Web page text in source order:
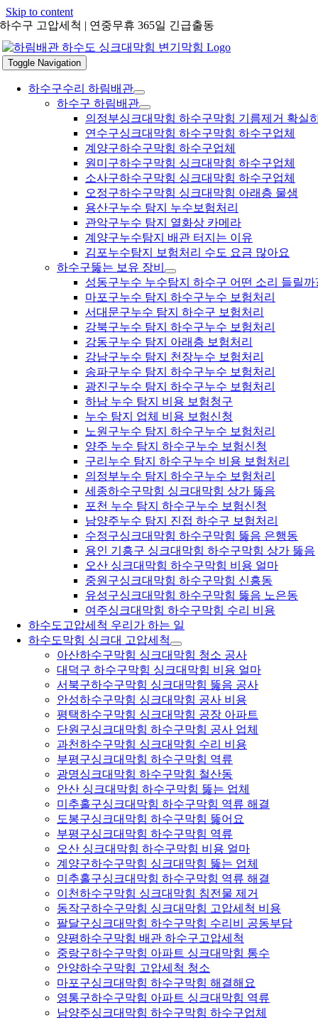
Skip to content
하수구 고압세척 | 연중무휴 365일 긴급출동
Toggle Navigation
하수구수리 하림배관
하수구 하림배관
의정부싱크대막힘 하수구막힘 기름제거 확실
연수구싱크대막힘 하수구막힘 하수구업체
계양구하수구막힘 하수구업체
원미구하수구막힘 싱크대막힘 하수구업체
소사구하수구막힘 싱크대막힘 하수구업체
오정구하수구막힘 싱크대막힘 아래층 물샘
용산구누수 탐지 누수보험처리
관악구누수 탐지 열화상 카메라
계양구누수탐지 배관 터지는 이유
김포누수탐지 보험처리 수도 요금 많아요
하수구뚫는 보유 장비
성동구누수 누수탐지 하수구 어떤 소리 들릴까
마포구누수 탐지 하수구누수 보험처리
서대문구누수 탐지 하수구 보험처리
강북구누수 탐지 하수구누수 보험처리
강동구누수 탐지 아래층 보험처리
강남구누수 탐지 천장누수 보험처리
송파구누수 탐지 하수구누수 보험처리
광진구누수 탐지 하수구누수 보험처리
하남 누수 탐지 비용 보험청구
누수 탐지 업체 비용 보험신청
노원구누수 탐지 하수구누수 보험처리
양주 누수 탐지 하수구누수 보험신청
구리누수 탐지 하수구누수 비용 보험처리
의정부누수 탐지 하수구누수 보험처리
세종하수구막힘 싱크대막힘 상가 뚫음
포천 누수 탐지 하수구누수 보험신청
남양주누수 탐지 진접 하수구 보험처리
수정구싱크대막힘 하수구막힘 뚫음 은행동
용인 기흥구 싱크대막힘 하수구막힘 상가 뚫음
오산 싱크대막힘 하수구막힘 비용 얼마
중원구싱크대막힘 하수구막힘 신흥동
유성구싱크대막힘 하수구막힘 뚫음 노은동
여주싱크대막힘 하수구막힘 수리 비용
하수도고압세척 우리가 하는 일
하수도막힘 싱크대 고압세척
아산하수구막힘 싱크대막힘 청소 공사
대덕구 하수구막힘 싱크대막힘 비용 얼마
서북구하수구막힘 싱크대막힘 뚫음 공사
안성하수구막힘 싱크대막힘 공사 비용
평택하수구막힘 싱크대막힘 공장 아파트
단원구싱크대막힘 하수구막힘 공사 업체
과천하수구막힘 싱크대막힘 수리 비용
부평구싱크대막힘 하수구막힘 역류
광명싱크대막힘 하수구막힘 철산동
안산 싱크대막힘 하수구막힘 뚫는 업체
미추홀구싱크대막힘 하수구막힘 역류 해결
도봉구싱크대막힘 하수구막힘 뚫어요
부평구싱크대막힘 하수구막힘 역류
오산 싱크대막힘 하수구막힘 비용 얼마
계양구하수구막힘 싱크대막힘 뚫는 업체
미추홀구싱크대막힘 하수구막힘 역류 해결
이천하수구막힘 싱크대막힘 침전물 제거
동작구하수구막힘 싱크대막힘 고압세척 비용
팔달구싱크대막힘 하수구막힘 수리비 공동부담
양평하수구막힘 배관 하수구고압세척
중랑구하수구막힘 아파트 싱크대막힘 통수
안양하수구막힘 고압세척 청소
마포구싱크대막힘 하수구막힘 해결해요
영통구하수구막힘 아파트 싱크대막힘 역류
남양주싱크대막힘 하수구막힘 하수구업체